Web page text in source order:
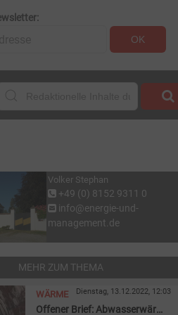
OK
Volker Stephan
+49 (0) 8152 9311 0
info@energie-und-
management.de
MEHR ZUM THEMA
WÄRME Dienstag, 13.12.2022, 12:03
Offener Brief: Abwasserwärme